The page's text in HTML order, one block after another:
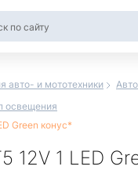
авто- и мототехники
освещения
Green конус*
12V 1 LED